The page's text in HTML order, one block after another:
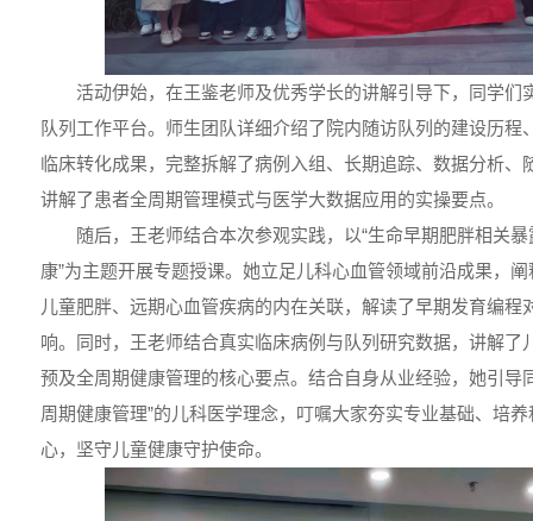
活动伊始，在王鉴老师及优秀学长的讲解引导下，同学们
队列工作平台。师生团队详细介绍了院内随访队列的建设历程
临床转化成果，完整拆解了病例入组、长期追踪、数据分析、
讲解了患者全周期管理模式与医学大数据应用的实操要点。
随后，王老师结合本次参观实践，以“生命早期肥胖相关
康”为主题开展专题授课。她立足儿科心血管领域前沿成果，
儿童肥胖、远期心血管疾病的内在关联，解读了早期发育编程
响。同时，王老师结合真实临床病例与队列研究数据，讲解了
预及全周期健康管理的核心要点。结合自身从业经验，她引导
周期健康管理”的儿科医学理念，叮嘱大家夯实专业基础、培
心，坚守儿童健康守护使命。